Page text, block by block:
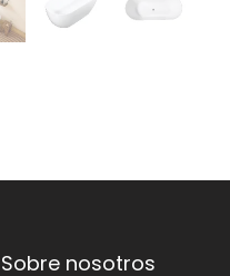
Sobre nosotros